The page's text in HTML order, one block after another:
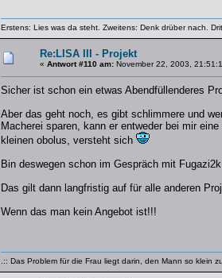
Erstens: Lies was da steht. Zweitens: Denk drüber nach.
Re:LISA III - Projekt
« Antwort #110 am: November 22, 2003,
Sicher ist schon ein etwas Abendfüllenderes
Aber das geht noch, es gibt schlimmere und
Macherei sparen, kann er entweder bei mir
kleinen obolus, versteht sich
Bin deswegen schon im Gespräch mit
Das gilt dann langfristig auf für alle anderen
Wenn das man kein Angebot ist!!!
.:: Das Problem für die Frau liegt darin, den Mann so klein